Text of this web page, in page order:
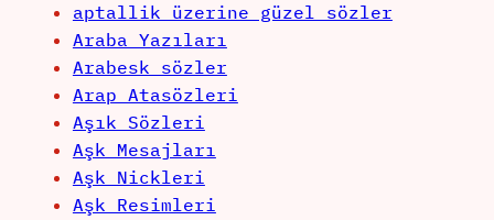
aptallik üzerine güzel sözler
Araba Yazıları
Arabesk sözler
Arap Atasözleri
Aşık Sözleri
Aşk Mesajları
Aşk Nickleri
Aşk Resimleri